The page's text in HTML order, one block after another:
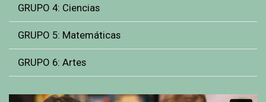
GRUPO 4: Ciencias
GRUPO 5: Matemáticas
GRUPO 6: Artes